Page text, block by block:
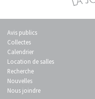
Avis publics
Collectes
Calendrier
Location de salles
Recherche
Nouvelles
Nous joindre